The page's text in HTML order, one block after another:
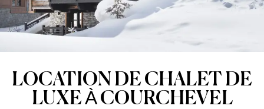
LOCATION DE CHALET DE
LUXE À COURCHEVEL